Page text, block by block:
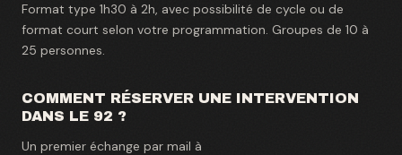
Format type 1h30 à 2h, avec possibilité de cycle ou de
format court selon votre programmation. Groupes de 10 à
25 personnes.
COMMENT RÉSERVER UNE INTERVENTION
DANS LE 92 ?
Un premier échange par mail à